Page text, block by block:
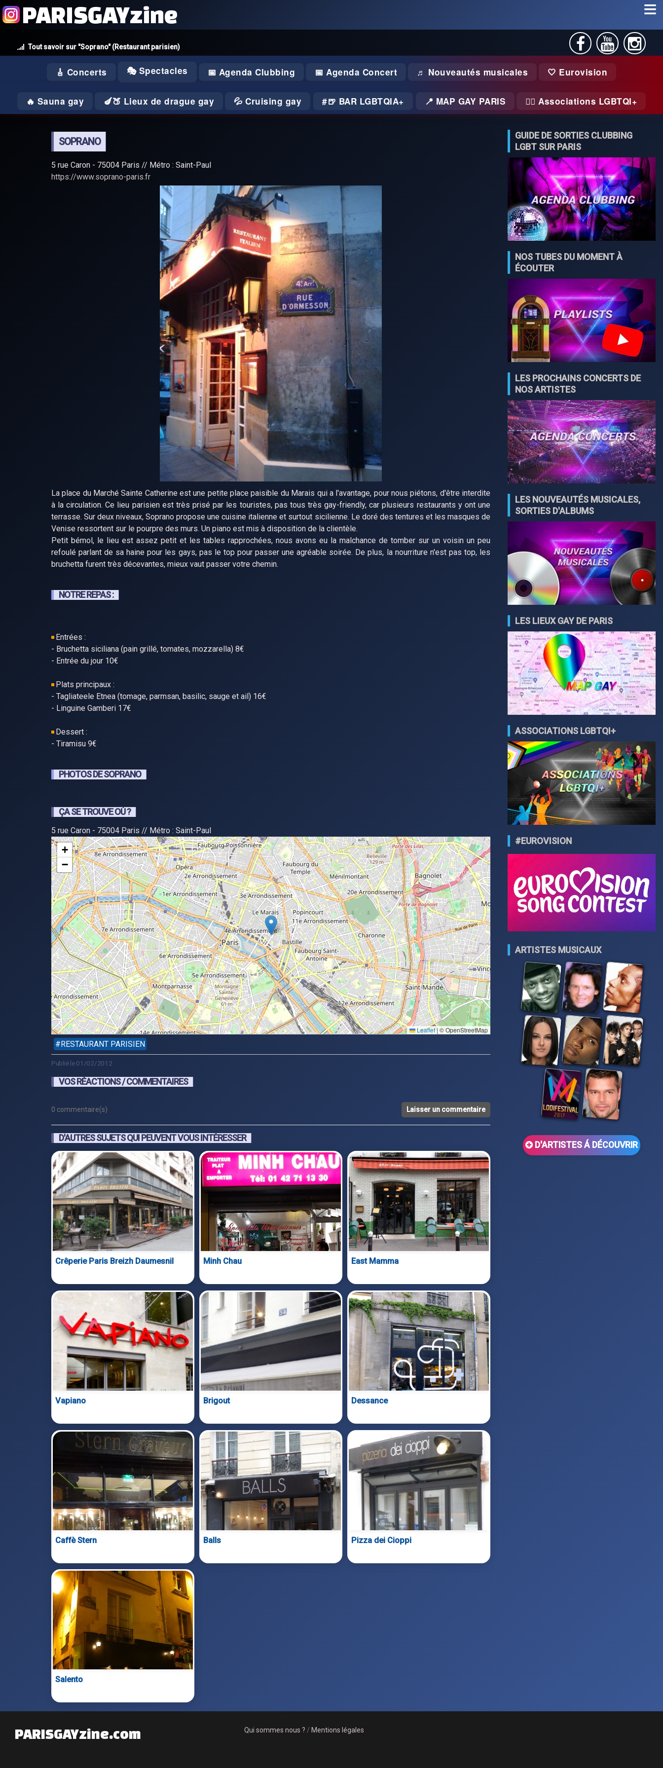
Tout savoir sur "Soprano" (Restaurant parisien)
PARISGAYzine
🎸 Concerts 🎭 Spectacles 📅 Agenda Clubbing 📅 Agenda Concert ♬ Nouveautés musicales 🤍 Eurovision
🔥 Sauna gay 🍆🍑 Lieux de drague gay 💦 Cruising gay 🍺 BAR LGBTQIA+ 📍 MAP GAY PARIS 🏃‍♂️ Associations LGBTQI+
SOPRANO
5 rue Caron - 75004 Paris // Métro : Saint-Paul
https://www.soprano-paris.fr
La place du Marché Sainte Catherine est une petite place paisible du Marais qui a l'avantage, pour nous piétons, d'être interdite
à la circulation. Ce lieu parisien est très prisé par les touristes, pas tous très gay-friendly, car plusieurs restaurants y ont une
terrasse. Sur deux niveaux, Soprano propose une cuisine italienne et surtout sicilienne. Le doré des tentures et les masques de
Venise ressortent sur le pourpre des murs. Un piano est mis à disposition de la clientèle.
Petit bémol, le lieu est assez petit et les tables rapprochées, nous avons eu la malchance de tomber sur un voisin un peu
refoulé parlant de sa haine pour les gays, pas le top pour passer une agréable soirée. De plus, la nourriture n'est pas top, les
bruchetta furent très décevantes, mieux vaut passer votre chemin.
NOTRE REPAS :
Entrées :
- Bruchetta siciliana (pain grillé, tomates, mozzarella) 8€
- Entrée du jour 10€
Plats principaux :
- Tagliateele Etnea (tomage, parmsan, basilic, sauge et ail) 16€
- Linguine Gamberi 17€
Dessert :
- Tiramisu 9€
PHOTOS DE SOPRANO
ÇA SE TROUVE OÙ ?
5 rue Caron - 75004 Paris // Métro : Saint-Paul
+
−
Leaflet | © OpenStreetMap
RESTAURANT PARISIEN
Publié le 01/02/2012
VOS RÉACTIONS / COMMENTAIRES
0 commentaire(s) Laisser un commentaire
D'AUTRES SUJETS QUI PEUVENT VOUS INTÉRESSER
Crêperie Paris Breizh Daumesnil Minh Chau East Mamma
Vapiano Brigout Dessance
Caffè Stern Balls Pizza dei Cioppi
Salento
GUIDE DE SORTIES CLUBBING
LGBT SUR PARIS
NOS TUBES DU MOMENT À
ÉCOUTER
LES PROCHAINS CONCERTS DE
NOS ARTISTES
LES NOUVEAUTÉS MUSICALES,
SORTIES D'ALBUMS
LES LIEUX GAY DE PARIS
ASSOCIATIONS LGBTQI+
#EUROVISION
ARTISTES MUSICAUX
D'ARTISTES Á DÉCOUVRIR
PARISGAYzine.com Qui sommes nous ? / Mentions légales